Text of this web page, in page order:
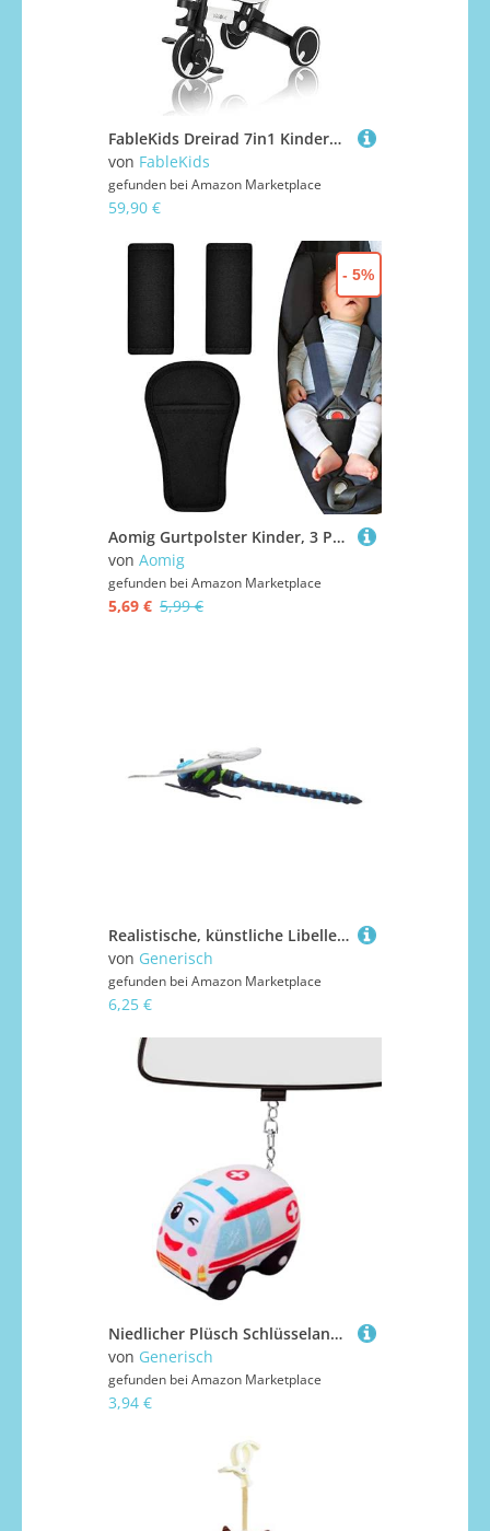
FableKids Dreirad 7in1 Kinderdreirad Laufrad Kinder Lenkstange Fahrrad Baby Kinderwagen | Elternlenkung |Klappbar | Becherhalter | ab 18 Monaten | Klingel | Weiß,
von FableKids
gefunden bei Amazon Marketplace
59,90 €
Aomig Gurtpolster Kinder, 3 Pads Set Gurtschutz Auto Sicherheitsgurt Schulterpolster, Schwarz Universal Gurtschoner & Gurtpolster Gurtbezüge für Babyschale, Kinderwagen, Buggy & Autositz
von Aomig
gefunden bei Amazon Marketplace
5,69 € 5,99 €
- 5%
Realistische, künstliche Libellen zum Abwehren des Gartens, Tierfiguren, Gartendekoration für Kinder, Lernen, Klassenzimmer, Demonstration, Baby, Kinderwagen, Rasen, Terrasse
von Generisch
gefunden bei Amazon Marketplace
6,25 €
Niedlicher Plüsch Schlüsselanhänger,Plüsch Feuerwehrauto Puppe für Kinderwagen | Weiches Lernspielzeug Für Handtasche Rucksack Kinderzimmer Haus Wohnung Outdoor
von Generisch
gefunden bei Amazon Marketplace
3,94 €